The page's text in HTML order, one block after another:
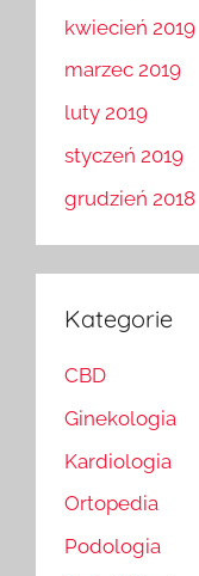
kwiecień 2019
marzec 2019
luty 2019
styczeń 2019
grudzień 2018
Kategorie
CBD
Ginekologia
Kardiologia
Ortopedia
Podologia